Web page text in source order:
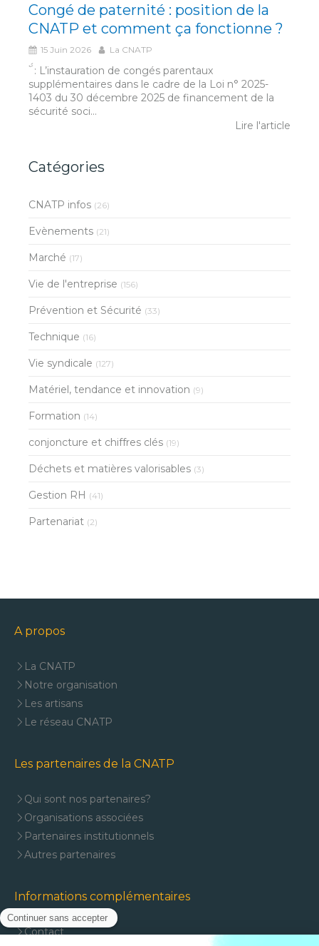
Congé de paternité : position de la
CNATP et comment ça fonctionne ?
15 Juin 2026 La CNATP
́́ ̀ : L’instauration de congés parentaux
supplémentaires dans le cadre de la Loi n° 2025-
1403 du 30 décembre 2025 de financement de la
sécurité soci...
Lire l'article
Catégories
CNATP infos (26)
Evènements (21)
Marché (17)
Vie de l'entreprise (156)
Prévention et Sécurité (33)
Technique (16)
Vie syndicale (127)
Matériel, tendance et innovation (9)
Formation (14)
conjoncture et chiffres clés (19)
Déchets et matières valorisables (3)
Gestion RH (41)
Partenariat (2)
A propos
La CNATP
Notre organisation
Les artisans
Le réseau CNATP
Les partenaires de la CNATP
Qui sont nos partenaires?
Organisations associées
Partenaires institutionnels
Autres partenaires
Informations complémentaires
Contact